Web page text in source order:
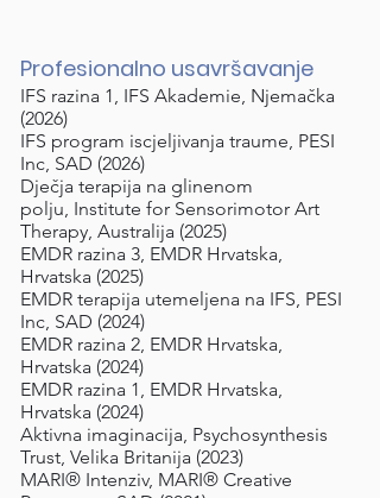
Profesionalno usavršavanje
IFS razina 1, IFS Akademie, Njemačka
(2026)
IFS program iscjeljivanja traume, PESI
Inc, SAD (2026)
Dječja terapija na glinenom
polju, Institute for Sensorimotor Art
Therapy, Australija (2025)
EMDR razina 3, EMDR Hrvatska,
Hrvatska (2025)
EMDR terapija utemeljena na IFS, PESI
Inc, SAD (2024)
EMDR razina 2, EMDR Hrvatska,
Hrvatska (2024)
EMDR razina 1, EMDR Hrvatska,
Hrvatska (2024)
Aktivna imaginacija, Psychosynthesis
Trust, Velika Britanija (2023)
MARI® Intenziv, MARI® Creative